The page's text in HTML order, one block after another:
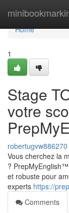
Home
Home
1
Stage
votre
robertugvw886270
Vous cherchez la
?
et robuste pour
experts https://
Comments